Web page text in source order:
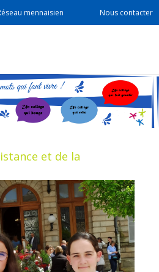
mennaisien Nous contacter
et de la